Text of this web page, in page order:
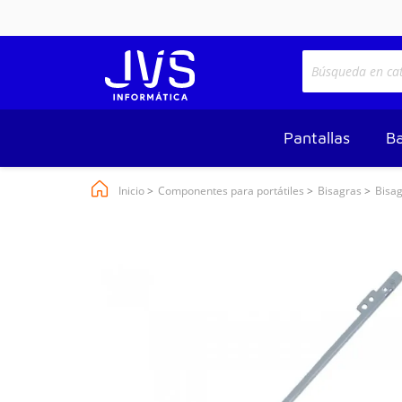
Pantallas
Inicio Componentes para portátiles Bisagras